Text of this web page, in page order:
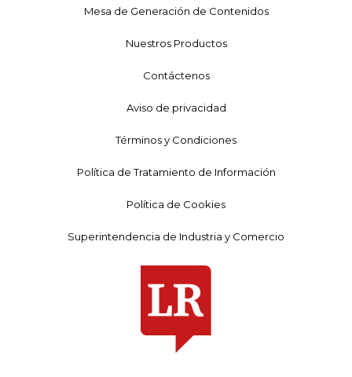
Mesa de Generación de Contenidos
Nuestros Productos
Contáctenos
Aviso de privacidad
Términos y Condiciones
Política de Tratamiento de Información
Política de Cookies
Superintendencia de Industria y Comercio